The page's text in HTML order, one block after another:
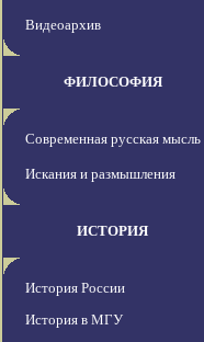
Видеоархив
ФИЛОСОФИЯ
Современная русская мысль
Искания и размышления
ИСТОРИЯ
История России
История в МГУ